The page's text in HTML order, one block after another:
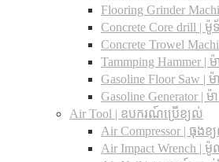
Flooring Grinder
Concrete Core drill | ម៉ូ
Concrete Trowel
Tammping Hammer |
Gasoline Floor Saw |
Gasoline Generator | ម៉
Air Tool | ឧបករណ៍ប្រើខ្យល់
Air Compressor | ធុងខ្
Air Impact Wrench |